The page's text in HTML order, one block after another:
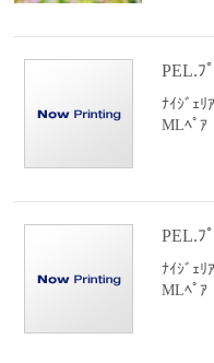
PEL.ﾌ
ﾅｲｼﾞｪﾘｱ
MLﾍﾟｱ
PEL.ﾌ
ﾅｲｼﾞｪﾘｱ
MLﾍﾟｱ